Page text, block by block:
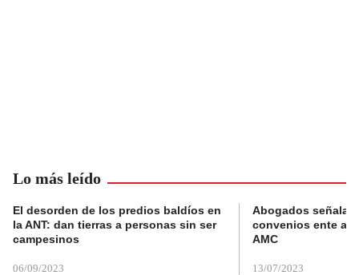
Lo más leído
El desorden de los predios baldíos en
la ANT: dan tierras a personas sin ser
campesinos
06/09/2023
Abogados
convenios ente
AMC
13/07/2023